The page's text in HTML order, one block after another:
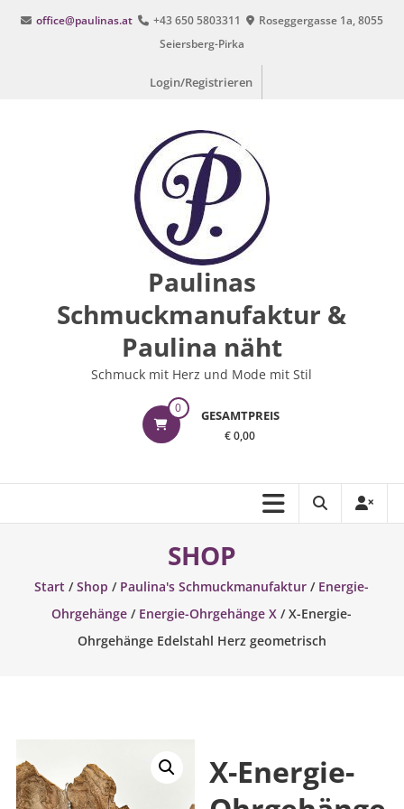
Inhalt
office@paulinas.at +43 650 5803311
Roseggergasse 1a, 8055
Seiersberg-Pirka
Login/Registrieren
Paulinas
Schmuckmanufaktur &
Paulina näht
Schmuck mit Herz und Mode mit Stil
0 GESAMTPREIS
€ 0,00
SHOP
Start /Shop / Paulina's Schmuckmanufaktur / Energie-
Ohrgehänge / Energie-Ohrgehänge X / X-Energie-
Ohrgehänge Edelstahl Herz geometrisch
X-Energie-